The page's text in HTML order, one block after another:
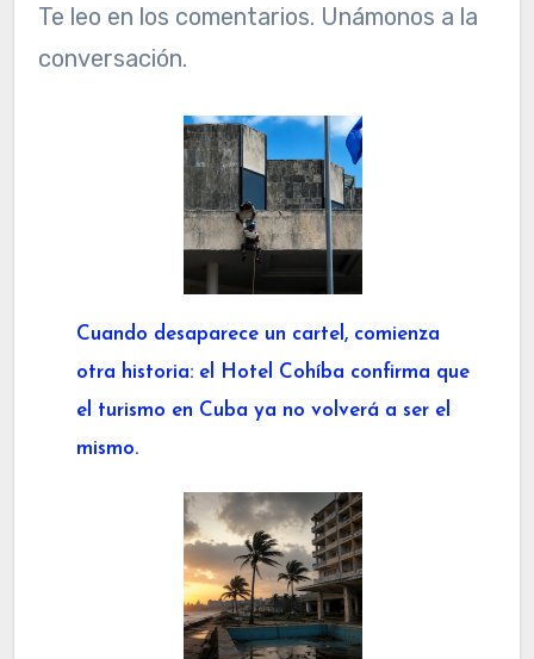
Te leo en los comentarios. Unámonos a la
conversación.
Cuando desaparece un cartel, comienza
otra historia: el Hotel Cohíba confirma que
el turismo en Cuba ya no volverá a ser el
mismo.